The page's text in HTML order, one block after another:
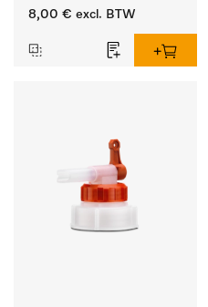
10 en 20 l.
8,00 € excl. BTW